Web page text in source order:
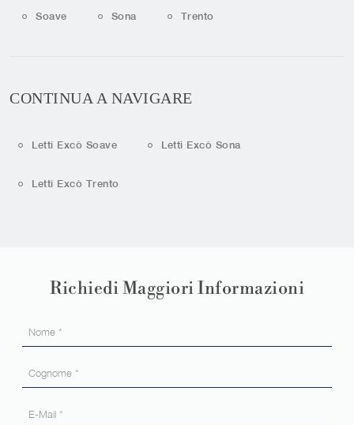
Soave Sona Trento
CONTINUA A NAVIGARE
Letti Excò Soave Letti Excò Sona
Letti Excò Trento
Richiedi Maggiori Informazioni